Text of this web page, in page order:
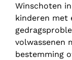
Winschoten
kinderen met
volwassenen
bestemming